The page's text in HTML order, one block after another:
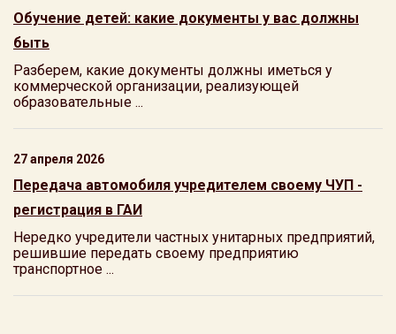
Обучение детей: какие документы у вас должны
быть
Разберем, какие документы должны иметься у
коммерческой организации, реализующей
образовательные ...
27 апреля 2026
Передача автомобиля учредителем своему ЧУП -
регистрация в ГАИ
Нередко учредители частных унитарных предприятий,
решившие передать своему предприятию
транспортное ...